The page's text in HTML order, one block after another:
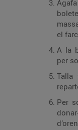
el
A la
per
Per